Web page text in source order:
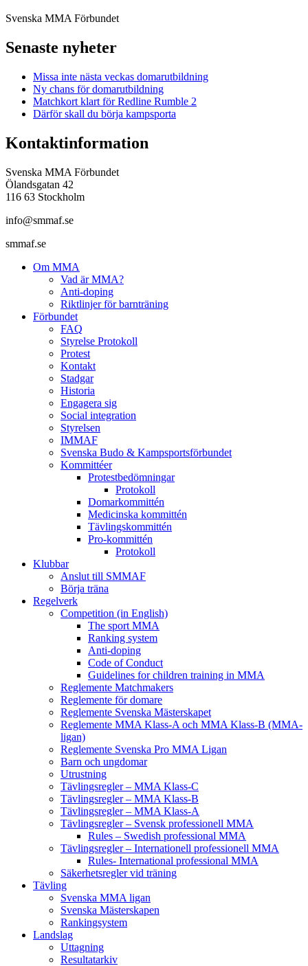
Svenska MMA Förbundet
Senaste nyheter
Missa inte nästa veckas domarutbildning
Ny chans för domarutbildning
Matchkort klart för Redline Rumble 2
Därför skall du börja kampsporta
Kontaktinformation
Svenska MMA Förbundet
Ölandsgatan 42
116 63 Stockholm
info@smmaf.se
smmaf.se
Om MMA
Vad är MMA?
Anti-doping
Riktlinjer för barnträning
Förbundet
FAQ
Styrelse Protokoll
Protest
Kontakt
Stadgar
Historia
Engagera sig
Social integration
Styrelsen
IMMAF
Svenska Budo & Kampsportsförbundet
Kommittéer
Protestbedömningar
Protokoll
Domarkommittén
Medicinska kommittén
Tävlingskommittén
Pro-kommittén
Protokoll
Klubbar
Anslut till SMMAF
Börja träna
Regelverk
Competition (in English)
The sport MMA
Ranking system
Anti-doping
Code of Conduct
Guidelines for children training in MMA
Reglemente Matchmakers
Reglemente för domare
Reglemente Svenska Mästerskapet
Reglemente MMA Klass-A och MMA Klass-B (MMA-
ligan)
Reglemente Svenska Pro MMA Ligan
Barn och ungdomar
Utrustning
Tävlingsregler – MMA Klass-C
Tävlingsregler – MMA Klass-B
Tävlingsregler – MMA Klass-A
Tävlingsregler – Svensk professionell MMA
Rules – Swedish professional MMA
Tävlingsregler – Internationell professionell MMA
Rules- International professional MMA
Säkerhetsregler vid träning
Tävling
Svenska MMA ligan
Svenska Mästerskapen
Rankingsystem
Landslag
Uttagning
Resultatarkiv